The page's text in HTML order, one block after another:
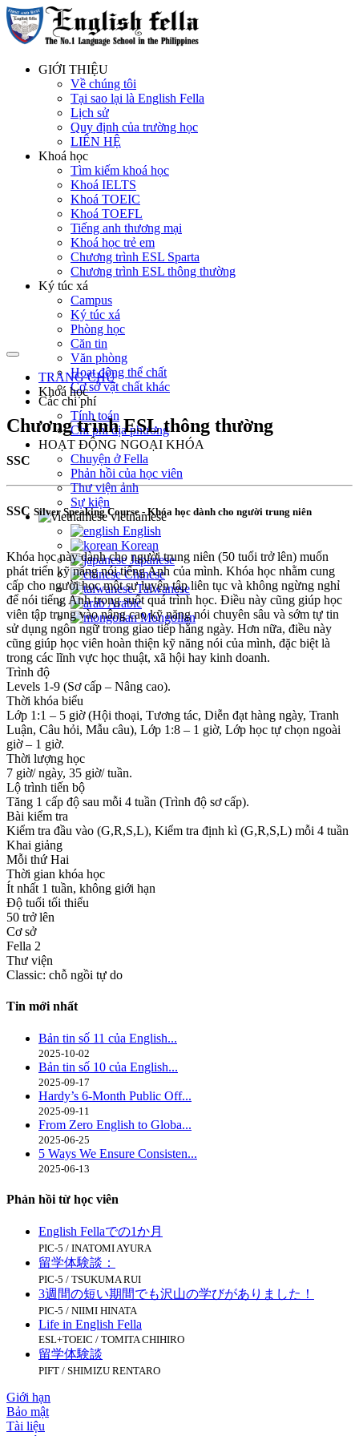
GIỚI THIỆU
Về chúng tôi
Tại sao lại là English Fella
Lịch sử
Quy định của trường học
LIÊN HỆ
Khoá học
Tìm kiếm khoá học
Khoá IELTS
Khoá TOEIC
Khoá TOEFL
Tiếng anh thương mại
Khoá học trẻ em
Chương trình ESL Sparta
Chương trình ESL thông thường
Ký túc xá
Campus
Ký túc xá
Phòng học
Căn tin
Văn phòng
Hoạt động thể chất
Cơ sở vật chất khác
Các chi phí
Tính toán
Chi phí địa phương
HOẠT ĐỘNG NGOẠI KHÓA
Chuyện ở Fella
Phản hồi của học viên
Thư viện ảnh
Sự kiện
vietnamese
English
Korean
Japanese
Chinese
Taiwanese
Arabic
Mongolian
TRANG CHỦ
Khoá học
Chương trình ESL thông thường
SSC
SSC Silver Speaking Course - Khóa học dành cho người trung niên
Khóa học này dành cho người trung niên (50 tuổi trở lên) muốn
phát triển kỹ năng nói tiếng Anh của mình. Khóa học nhằm cung
cấp cho người học một sự luyện tập liên tục và không ngừng nghỉ
để nói tiếng Anh trong suốt quá trình học. Điều này cũng giúp học
viên tập trung vào nâng cao kỹ năng nói chuyên sâu và sớm tự tin
sử dụng ngôn ngữ trong giao tiếp hằng ngày. Hơn nữa, điều này
cũng giúp học viên hoàn thiện kỹ năng nói của mình, đặc biệt là
trong các lĩnh vực học thuật, xã hội hay kinh doanh.
Trình độ
Levels 1-9 (Sơ cấp – Nâng cao).
Thời khóa biểu
Lớp 1:1 – 5 giờ (Hội thoại, Tương tác, Diễn đạt hàng ngày, Tranh
Luận, Câu hỏi, Mẫu câu), Lớp 1:8 – 1 giờ, Lớp học tự chọn ngoài
giờ – 1 giờ.
Thời lượng học
7 giờ/ ngày, 35 giờ/ tuần.
Lộ trình tiến bộ
Tăng 1 cấp độ sau mỗi 4 tuần (Trình độ sơ cấp).
Bài kiểm tra
Kiểm tra đầu vào (G,R,S,L), Kiểm tra định kì (G,R,S,L) mỗi 4 tuần
Khai giảng
Mỗi thứ Hai
Thời gian khóa học
Ít nhất 1 tuần, không giới hạn
Độ tuổi tối thiểu
50 trở lên
Cơ sở
Fella 2
Thư viện
Classic: chỗ ngồi tự do
Tin mới nhất
Bản tin số 11 của English...
2025-10-02
Bản tin số 10 của English...
2025-09-17
Hardy’s 6-Month Public Off...
2025-09-11
From Zero English to Globa...
2025-06-25
5 Ways We Ensure Consisten...
2025-06-13
Phản hồi từ học viên
English Fellaでの1か月
PIC-5 / INATOMI AYURA
留学体験談：
PIC-5 / TSUKUMA RUI
3週間の短い期間でも沢山の学びがありました！
PIC-5 / NIIMI HINATA
Life in English Fella
ESL+TOEIC / TOMITA CHIHIRO
留学体験談
PIFT / SHIMIZU RENTARO
Giới hạn
Bảo mật
Tài liệu